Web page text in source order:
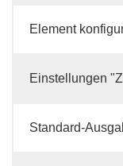
Element
Einstellungen
Standard-